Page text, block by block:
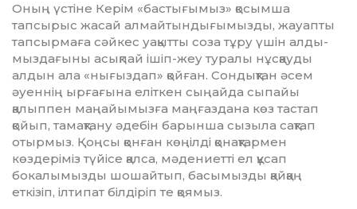
Оның үстіне Керім «бастығымыз» қосымша
тапсырыс жасай алмай­тын­дығымызды, жауапты
тапсыр­маға сәйкес уақытты соза тұру үшін алды­
мыз­дағыны асықпай ішіп-жеу туралы нұсқауды
алдын ала «нығыз­дап» қойған. Сондықтан әсем
әуеннің ырғағына еліткен сыңайда сыпайы
қалыппен маңайымызға маңғаздана көз тастап
қойып, тамақтану әдебін барынша сызыла сақтап
отырмыз. Қоңсы қонған көңілді қонақтармен
көздеріміз түйісе қалса, мәдениетті ел құсап
бокалымызды шошайтып, басымызды қайқаң
еткізіп, ілтипат білдіріп те қоямыз.